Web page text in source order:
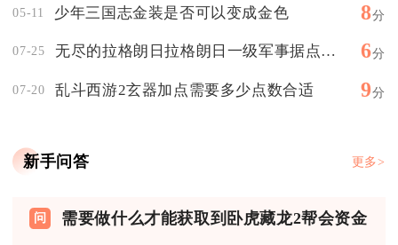
05-11 少年三国志金装是否可以变成金色 8分
07-25 无尽的拉格朗日拉格朗日一级军事据点的阵容有何特点 6分
07-20 乱斗西游2玄器加点需要多少点数合适 9分
新手问答 更多>
需要做什么才能获取到卧虎藏龙2帮会资金